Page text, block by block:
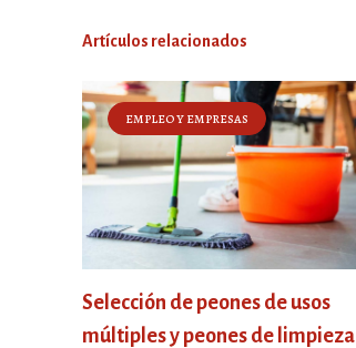
Artículos relacionados
EMPLEO Y EMPRESAS
Selección de peones de usos
múltiples y peones de limpieza